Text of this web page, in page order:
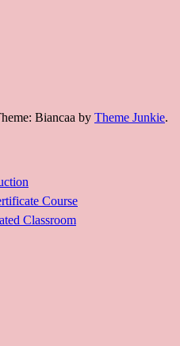
Biancaa by Theme Junkie.
Course
Classroom